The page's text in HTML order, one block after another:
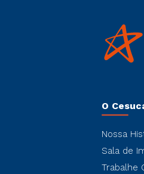
O
Nossa
Sala de
Trabalhe